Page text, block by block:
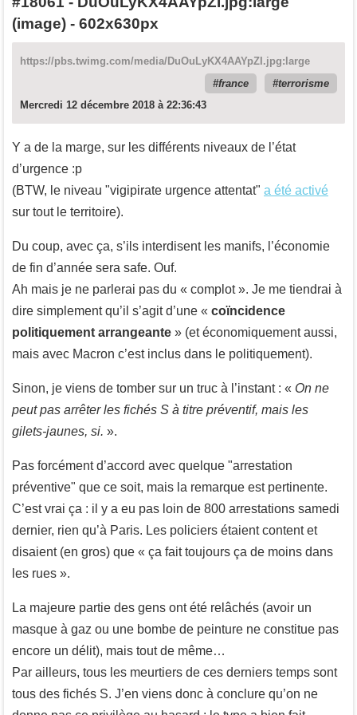
(image) - 602x630px
https://pbs.twimg.com/media/DuOuLyKX4AAYpZI.jpg:large
france
terrorisme
Mercredi 12 décembre 2018 à 22:36:43
Y a de la marge, sur les différents niveaux de l’état
d’urgence :p
(BTW, le niveau "vigipirate urgence attentat" a été activé
sur tout le territoire).
Du coup, avec ça, s’ils interdisent les manifs, l’économie
de fin d’année sera safe. Ouf.
Ah mais je ne parlerai pas du « complot ». Je me tiendrai à
dire simplement qu’il s’agit d’une « coïncidence
politiquement arrangeante » (et économiquement aussi,
mais avec Macron c’est inclus dans le politiquement).
Sinon, je viens de tomber sur un truc à l’instant : « On ne
peut pas arrêter les fichés S à titre préventif, mais les
gilets-jaunes, si. ».
Pas forcément d’accord avec quelque "arrestation
préventive" que ce soit, mais la remarque est pertinente.
C’est vrai ça : il y a eu pas loin de 800 arrestations samedi
dernier, rien qu’à Paris. Les policiers étaient content et
disaient (en gros) que « ça fait toujours ça de moins dans
les rues ».
La majeure partie des gens ont été relâchés (avoir un
masque à gaz ou une bombe de peinture ne constitue pas
encore un délit), mais tout de même…
Par ailleurs, tous les meurtiers de ces derniers temps sont
tous des fichés S. J’en viens donc à conclure qu’on ne